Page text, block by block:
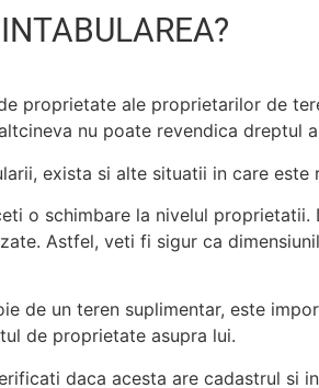
proprietate ale proprietarilor de
nu poate revendica dreptul
exista si alte situatii in care este
o schimbare la nivelul
Astfel, veti fi sigur ca
de un teren suplimentar, este
de proprietate asupra lui.
daca acesta are cadastrul si